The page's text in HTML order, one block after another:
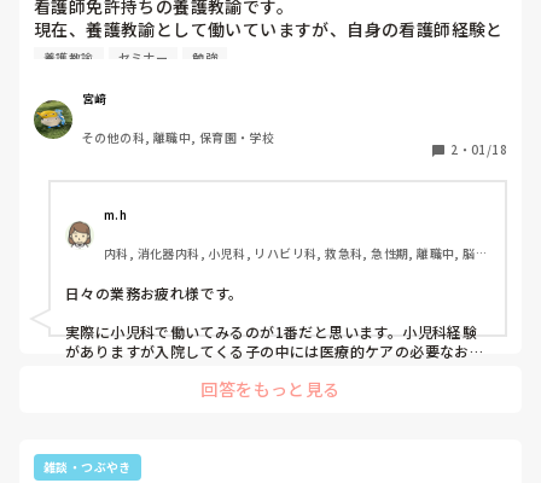
看護師免許持ちの養護教諭です。
現在、養護教諭として働いていますが、自身の看護師経験と
しては、派遣で数年前に3ヶ月ほど、介護施設の看護師とし
最近、医療的ケア児が増えてきたり、応急処置やアレルギー
での事故が注目されていることから、もう一度看護や医学の
勉強をし直さねば・・・と考えているところです。また、少
しばかりですが、看護師として働いてみたい!という気持ち
もあります。
何かおすすめの勉強方やテキスト、セミナー等あれば教えて
いただきたいです。
養護教諭 セミナー 勉強
宮﨑
その他の科, 離職中, 保育園・学校
2 ・ 01/18
m.h
内科, 消化器内科, 小児科, リハビリ科, 救急科, 急性期, 離職中, 脳神
日々の業務お疲れ様です。
実際に小児科で働いてみるのが1番だと思います。小児科経験
がありますが入院してくる子の中には医療的ケアの必要なお子
した。セミナー等に行って話を聞くだけよりも実際に看護する
回答をもっと見る
雑談・つぶやき